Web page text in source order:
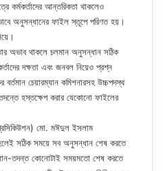
কর্মকর্তাদের আন্তরিকতা থাকলেও
অনুসন্ধানের ফাইল স্তূপে পরিণত হয়।
অভাব থাকলে চলমান অনুসন্ধান সঠিক
দক্ষতা এবং জনবল নিয়েও প্রশ্ন
চেয়ারম্যান কমিশনারসহ উচ্চপদস্থ
হস্তক্ষেপ করার যেকোনো ফাইলের
মো. মঈদুল ইসলাম
সঠিক সময়ে সব অনুসন্ধান শেষ করতে
তদন্ত কোনোটাই সময়মতো শেষ করতে